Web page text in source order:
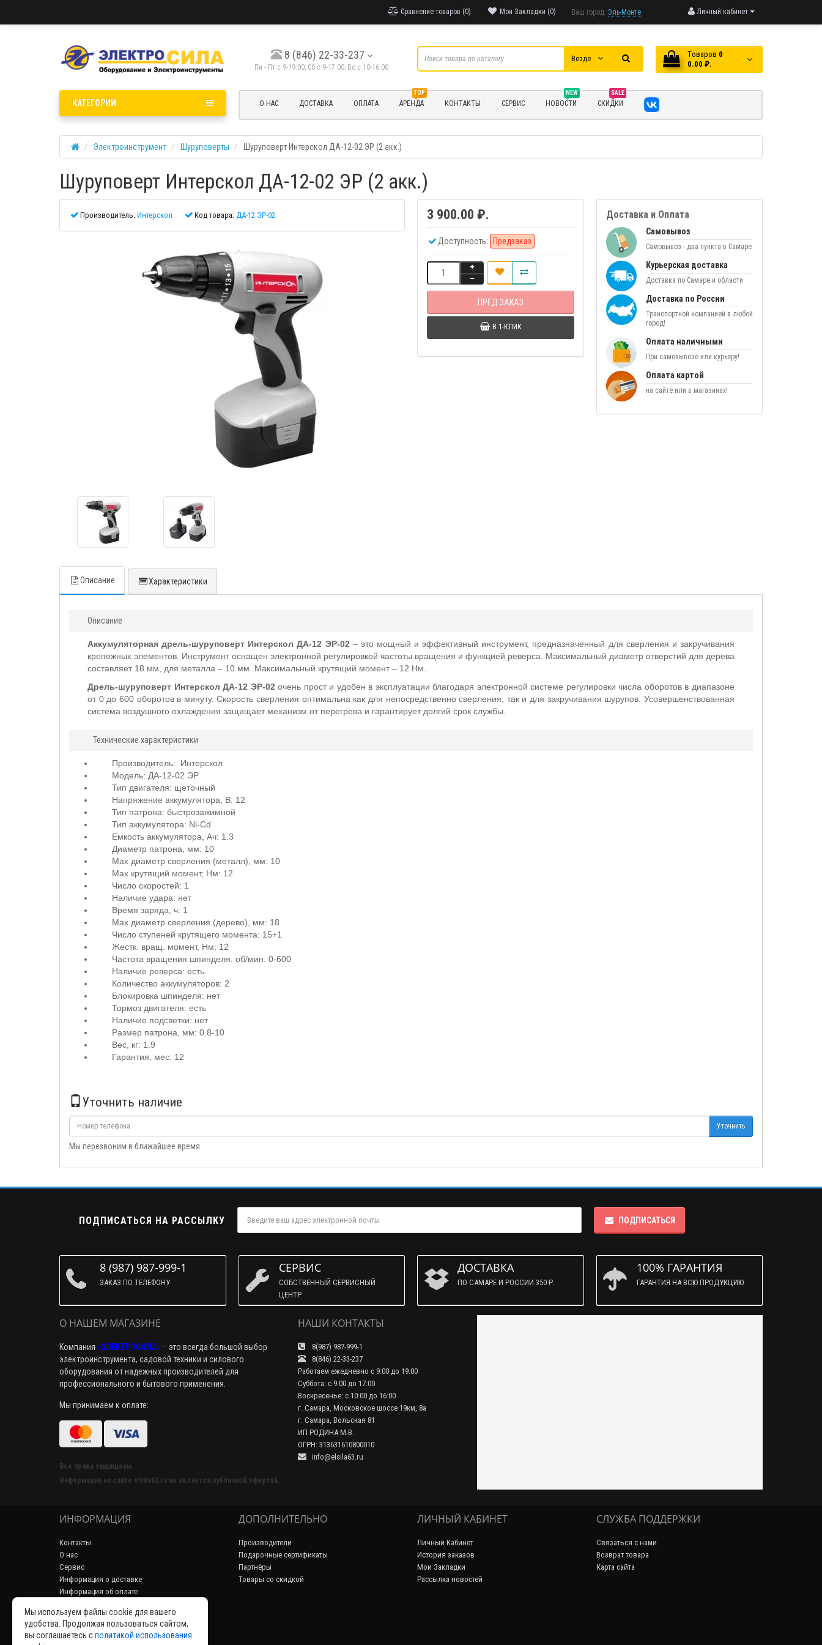
Личный кабинет
Ваш город: Эль-Монте
Мои Закладки (0)
Сравнение товаров (0)
8 (846) 22-33-237
Пн - Пт с 9-19:00; Cб с 9-17:00; Вс с 10-16:00
Везде Tоваров 0
0.00 ₽.
О НАС ДОСТАВКА ОПЛАТА
TOP
АРЕНДА КОНТАКТЫ СЕРВИС
NEW
НОВОСТИ
SALE
СКИДКИ
КАТЕГОРИИ
Электроинструмент Шуруповерты Шуруповерт Интерскол ДА-12-02 ЭР (2 акк.)
Шуруповерт Интерскол ДА-12-02 ЭР (2 акк.)
Производитель: Интерскол Код товара: ДА-12 ЭР-02 3 900.00 ₽.
Доступность: Предзаказ
ПРЕД ЗАКАЗ
В 1-КЛИК
Доставка и Оплата
Самовывоз
Самовывоз - два пункта в Самаре
Курьерская доставка
Доставка по Самаре и области
Доставка по России
Транспортной компанией в любой
город!
Оплата наличными
При самовывозе или курьеру!
Оплата картой
на сайте или в магазинах!
Описание Характеристики
Описание
Аккумуляторная дрель-шуруповерт Интерскол ДА-12 ЭР-02 – это мощный и эффективный инструмент, предназначенный для сверления и закручивания
крепежных элементов. Инструмент оснащен электронной регулировкой частоты вращения и функцией реверса. Максимальный диаметр отверстий для дерева
составляет 18 мм, для металла – 10 мм. Максимальный крутящий момент – 12 Нм.
Дрель-шуруповерт Интерскол ДА-12 ЭР-02очень прост и удобен в эксплуатации благодаря электронной системе регулировки числа оборотов в диапазоне
от 0 до 600 оборотов в минуту. Скорость сверления оптимальна как для непосредственно сверления, так и для закручивания шурупов. Усовершенствованная
система воздушного охлаждения защищает механизм от перегрева и гарантирует долгий срок службы.
Технические характеристики
Производитель: Интерскол
Модель: ДА-12-02 ЭР
Тип двигателя: щеточный
Напряжение аккумулятора, В: 12
Тип патрона: быстрозажимной
Тип аккумулятора: Ni-Cd
Емкость аккумулятора, Ач: 1.3
Диаметр патрона, мм: 10
Max диаметр сверления (металл), мм: 10
Max крутящий момент, Нм: 12
Число скоростей: 1
Наличие удара: нет
Время заряда, ч: 1
Мах диаметр сверления (дерево), мм: 18
Число ступеней крутящего момента: 15+1
Жестк. вращ. момент, Нм: 12
Частота вращения шпинделя, об/мин: 0-600
Наличие реверса: есть
Количество аккумуляторов: 2
Блокировка шпинделя: нет
Тормоз двигателя: есть
Наличие подсветки: нет
Размер патрона, мм: 0.8-10
Вес, кг: 1.9
Гарантия, мес: 12
Уточнить наличие
Уточнить
Мы перезвоним в ближайшее время
ПОДПИСАТЬСЯ НА РАССЫЛКУ ПОДПИСАТЬСЯ
8 (987) 987-999-1
ЗАКАЗ ПО ТЕЛЕФОНУ
СЕРВИС
СОБСТВЕННЫЙ СЕРВИСНЫЙ
ЦЕНТР
ДОСТАВКА
ПО САМАРЕ И РОССИИ 350 Р.
100% ГАРАНТИЯ
ГАРАНТИЯ НА ВСЮ ПРОДУКЦИЮ
О НАШЕМ МАГАЗИНЕ
Компания «ЭЛЕКТРОСИЛА» – это всегда большой выбор
электроинструмента, садовой техники и силового
оборудования от надежных производителей для
профессионального и бытового применения.
Мы принимаем к оплате:
Все права защищены.
Информация на сайте elsila63.ru не является публичной офертой.
НАШИ КОНТАКТЫ
8(987) 987-999-1
8(846) 22-33-237
Работаем ежедневно с 9:00 до 19:00
Суббота: с 9:00 до 17:00
Воскресенье: с 10:00 до 16:00
г. Самара, Московское шоссе 19км, 8а
г. Самара, Вольская 81
ИП РОДИНА М.В.
ОГРН: 313631610800010
info@elsila63.ru
ИНФОРМАЦИЯ
Контакты
О нас
Сервис
Информация о доставке
Информация об оплате
Политика конфиденциальности
Возврат товара
Аренда
ДОПОЛНИТЕЛЬНО
Производители
Подарочные сертификаты
Партнёры
Товары со скидкой
ЛИЧНЫЙ КАБИНЕТ
Личный Кабинет
История заказов
Мои Закладки
Рассылка новостей
СЛУЖБА ПОДДЕРЖКИ
Связаться с нами
Возврат товара
Карта сайта
Мы используем файлы cookie для вашего
удобства. Продолжая пользоваться сайтом,
вы соглашаетесь сполитикой использования